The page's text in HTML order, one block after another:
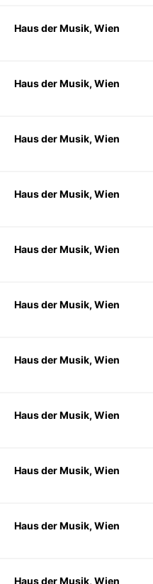
Haus der Musik, Wien
Haus der Musik, Wien
Haus der Musik, Wien
Haus der Musik, Wien
Haus der Musik, Wien
Haus der Musik, Wien
Haus der Musik, Wien
Haus der Musik, Wien
Haus der Musik, Wien
Haus der Musik, Wien
Haus der Musik, Wien